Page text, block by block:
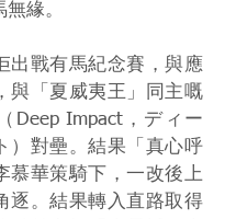
緣。
出戰有馬紀念賽，與應
與「夏威夷王」同主嘅
Deep Impact，ディー
）對壘。結果「真心呼
慕華策騎下，一改後上
逐。結果轉入直路取得